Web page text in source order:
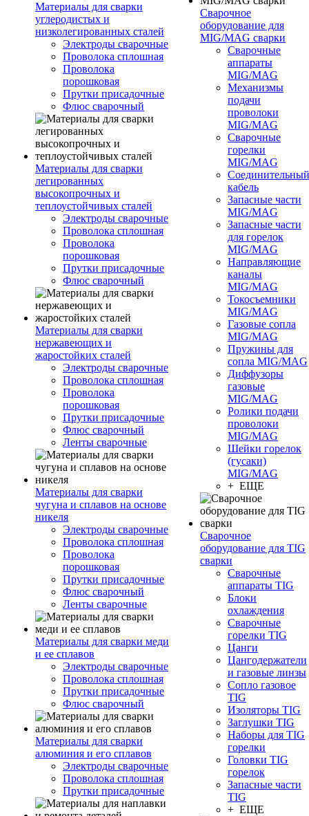
Материалы для сварки
углеродистых и
низколегированных сталей
Электроды сварочные
Проволока сплошная
Проволока
порошковая
Прутки присадочные
Флюс сварочный
Материалы для сварки
легированных
высокопрочных и
теплоустойчивых сталей
Электроды сварочные
Проволока сплошная
Проволока
порошковая
Прутки присадочные
Флюс сварочный
Материалы для сварки
нержавеющих и
жаростойких сталей
Электроды сварочные
Проволока сплошная
Проволока
порошковая
Прутки присадочные
Флюс сварочный
Ленты сварочные
Материалы для сварки
чугуна и сплавов на основе
никеля
Электроды сварочные
Проволока сплошная
Проволока
порошковая
Прутки присадочные
Флюс сварочный
Ленты сварочные
Материалы для сварки меди
и ее сплавов
Электроды сварочные
Проволока сплошная
Прутки присадочные
Флюс сварочный
Материалы для сварки
алюминия и его сплавов
Электроды сварочные
Проволока сплошная
Прутки присадочные
Сварочное
оборудование для
MIG/MAG сварки
Сварочные
аппараты
MIG/MAG
Механизмы
подачи
проволоки
MIG/MAG
Сварочные
горелки
MIG/MAG
Соединительный
кабель
Запасные части
MIG/MAG
Запасные части
для горелок
MIG/MAG
Направляющие
каналы
MIG/MAG
Токосъемники
MIG/MAG
Газовые сопла
MIG/MAG
Пружины для
сопла MIG/MAG
Диффузоры
газовые
MIG/MAG
Ролики подачи
проволоки
MIG/MAG
Шейки горелок
(гусаки)
MIG/MAG
+ ЕЩЕ
Сварочное
оборудование для TIG
сварки
Сварочные
аппараты TIG
Блоки
охлаждения
Сварочные
горелки TIG
Цанги
Цангодержатели
и газовые линзы
Сопло газовое
TIG
Изоляторы TIG
Заглушки TIG
Наборы для TIG
горелки
Головки TIG
горелок
Запасные части
TIG
+ ЕЩЕ